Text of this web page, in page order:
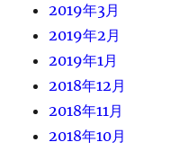
2019年3月
2019年2月
2019年1月
2018年12月
2018年11月
2018年10月